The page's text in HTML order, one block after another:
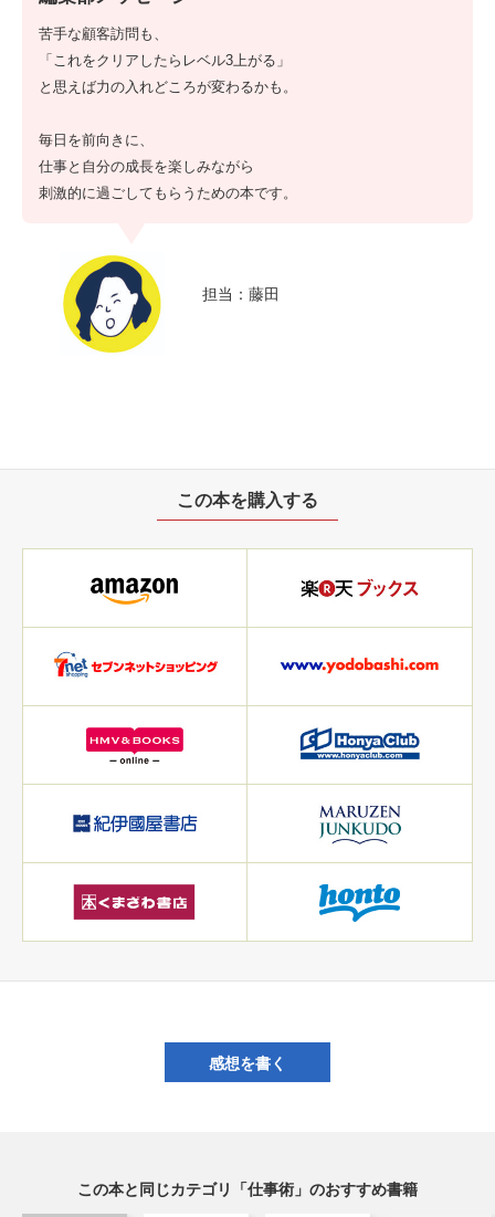
苦手な顧客訪問も、
「これをクリアしたらレベル3上がる」
と思えば力の入れどころが変わるかも。
毎日を前向きに、
仕事と自分の成長を楽しみながら
刺激的に過ごしてもらうための本です。
担当：藤田
この本を購入する
感想を書く
この本と同じカテゴリ「仕事術」のおすすめ書籍